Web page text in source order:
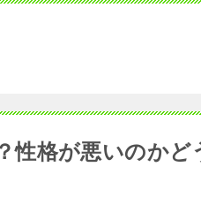
性格が悪いのか